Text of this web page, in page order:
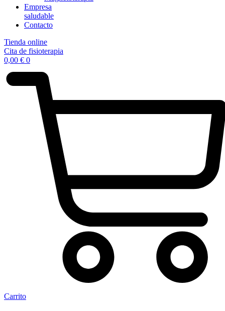
Empresa
saludable
Contacto
Tienda online
Cita de fisioterapia
0,00 € 0
Carrito